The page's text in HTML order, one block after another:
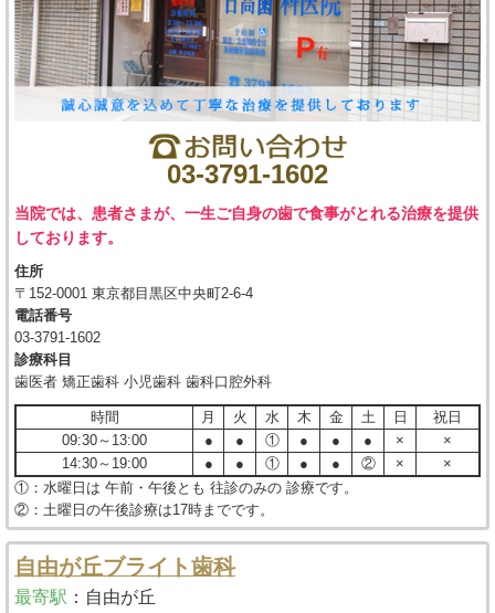
03-3791-1602
当院では、患者さまが、一生ご自身の歯で食事がとれる治療を提供
しております。
住所
〒152-0001 東京都目黒区中央町2-6-4
電話番号
03-3791-1602
診療科目
歯医者 矯正歯科 小児歯科 歯科口腔外科
時間 月 火 水 木 金 土 日
祝日
09:30～13:00
● ● ① ● ● ● ×
×
14:30～19:00
● ● ① ● ● ② ×
×
①：水曜日は 午前・午後とも 往診のみの 診療です。
②：土曜日の午後診療は17時までです。
自由が丘ブライト歯科
最寄駅 ： 自由が丘